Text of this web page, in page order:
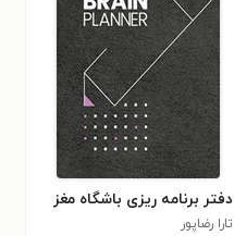
دفتر برنامه ریزی باشگاه مغز
تارا رضاپور